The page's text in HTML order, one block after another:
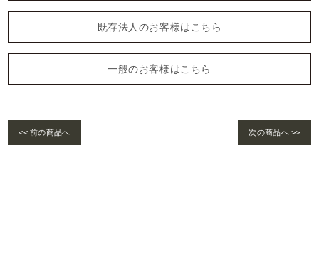
既存法人のお客様はこちら
一般のお客様はこちら
<< 前の商品へ 次の商品へ >>